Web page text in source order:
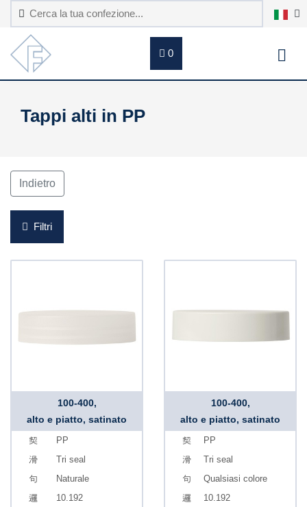
0
Tappi alti in PP
Indietro
Filtri
100-400,
alto e piatto, satinato
PP
Tri seal
Naturale
10.192
100-400,
alto e piatto, satinato
PP
Tri seal
Qualsiasi colore
10.192